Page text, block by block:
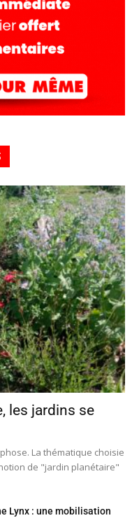
les jardins se
La thématique choisie
de "jardin planétaire"
Lynx : une mobilisation